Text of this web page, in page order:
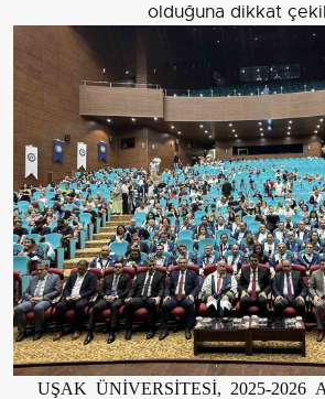
olduğuna dikkat
UŞAK ÜNİVERSİTESİ, 2025-2026